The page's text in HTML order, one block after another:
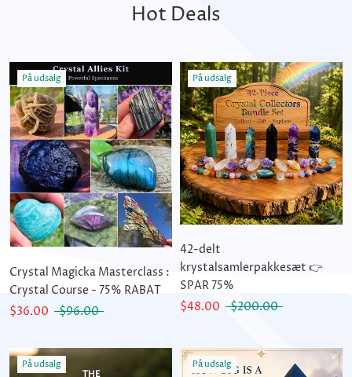
Hot Deals
På udsalg
Crystal Magicka Masterclass :
Crystal Course - 75% RABAT
$36.00
$96.00
På udsalg
42-delt
krystalsamlerpakkesæt 👉
SPAR 75%
$48.00
$200.00
På udsalg På udsalg